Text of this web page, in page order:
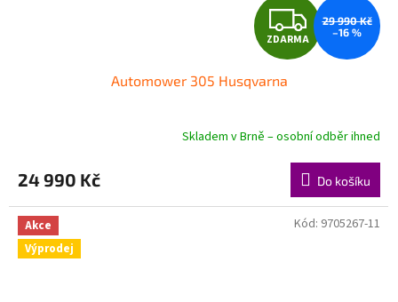
Z
D
R
M
A
ZDARMA
29 990 Kč
–16 %
Automower 305 Husqvarna
Skladem v Brně – osobní odběr ihned
24 990 Kč Do košíku
Akce
Výprodej
Kód: 9705267-11